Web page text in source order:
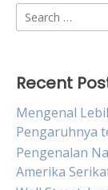
Search
for:
Recent
Mengenal
Pengaruhnya
Pengenalan
Amerika